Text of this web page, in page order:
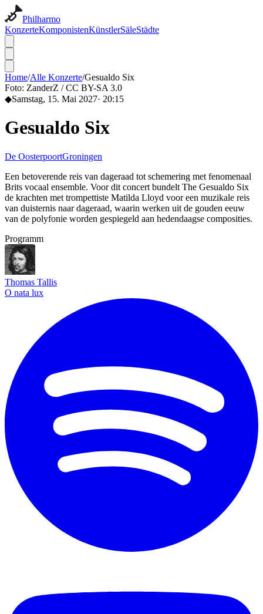
Philharmo
KonzerteKomponistenKünstlerSäleStädte
Home/Alle Konzerte/Gesualdo Six
Foto: ZanderZ / CC BY-SA 3.0
◆Samstag, 15. Mai 2027· 20:15
Gesualdo Six
De OosterpoortGroningen
Een betoverende reis van dageraad tot schemering met fenomenaal
Brits vocaal ensemble. Voor dit concert bundelt The Gesualdo Six
de krachten met trompettiste Matilda Lloyd voor een muzikale reis
van duisternis naar dageraad, waarin werken uit de gouden eeuw
van de polyfonie worden gespiegeld aan hedendaagse composities.
Programm
Thomas Tallis
O nata lux